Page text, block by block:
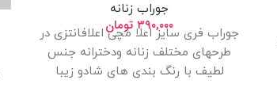
جوراب زنانه
۳۹۰,۰۰۰ تومان
جوراب فری سایز اعلا مچی اعلافانتزی در
طرحهای مختلف زنانه ودخترانه جنس
لطیف با رنگ بندی های شادو زیبا